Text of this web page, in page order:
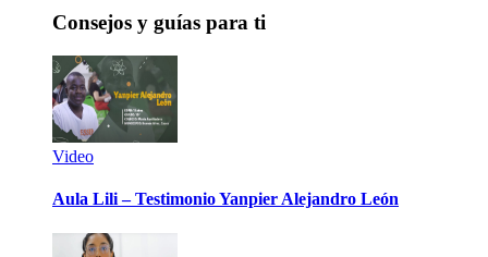
Consejos y guías para ti
Video
Aula Lili – Testimonio Yanpier Alejandro León